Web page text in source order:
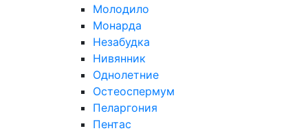
Молодило
Монарда
Незабудка
Нивянник
Однолетние
Остеоспермум
Пеларгония
Пентас